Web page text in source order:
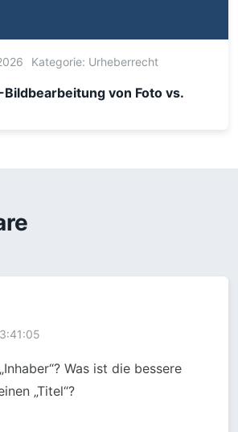
Kategorie: Urheberrecht
Bildbearbeitung von Foto vs.
Was ist die bessere
„Titel“?